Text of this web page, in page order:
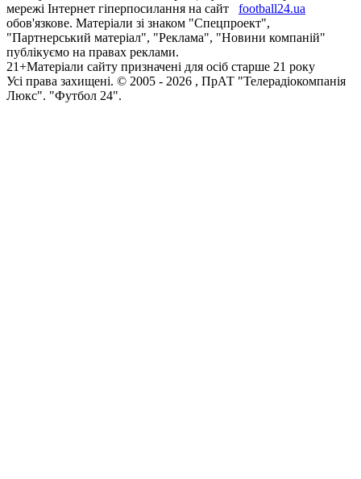
мережі Інтернет гіперпосилання на сайт
football24.ua
обов'язкове. Матеріали зі знаком "Спецпроект",
"Партнерський матеріал", "Реклама", "Новини компаній"
публікуємо на правах реклами.
21+Матеріали сайту призначені для осіб старше 21 року
Усi права захищенi. © 2005 - 2026 , ПрАТ "Телерадіокомпанія
Люкс". "Футбол 24".